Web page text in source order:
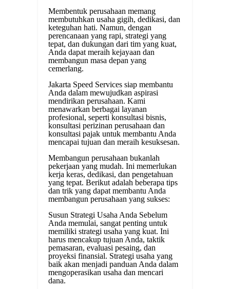
Membentuk perusahaan memang
membutuhkan usaha gigih, dedikasi, dan
keteguhan hati. Namun, dengan
perencanaan yang rapi, strategi yang
tepat, dan dukungan dari tim yang kuat,
Anda dapat meraih kejayaan dan
membangun masa depan yang
cemerlang.
Jakarta Speed Services siap membantu
Anda dalam mewujudkan aspirasi
mendirikan perusahaan. Kami
menawarkan berbagai layanan
profesional, seperti konsultasi bisnis,
konsultasi perizinan perusahaan dan
konsultasi pajak untuk membantu Anda
mencapai tujuan dan meraih kesuksesan.
Membangun perusahaan bukanlah
pekerjaan yang mudah. Ini memerlukan
kerja keras, dedikasi, dan pengetahuan
yang tepat. Berikut adalah beberapa tips
dan trik yang dapat membantu Anda
membangun perusahaan yang sukses:
Susun Strategi Usaha Anda Sebelum
Anda memulai, sangat penting untuk
memiliki strategi usaha yang kuat. Ini
harus mencakup tujuan Anda, taktik
pemasaran, evaluasi pesaing, dan
proyeksi finansial. Strategi usaha yang
baik akan menjadi panduan Anda dalam
mengoperasikan usaha dan mencari
dana.